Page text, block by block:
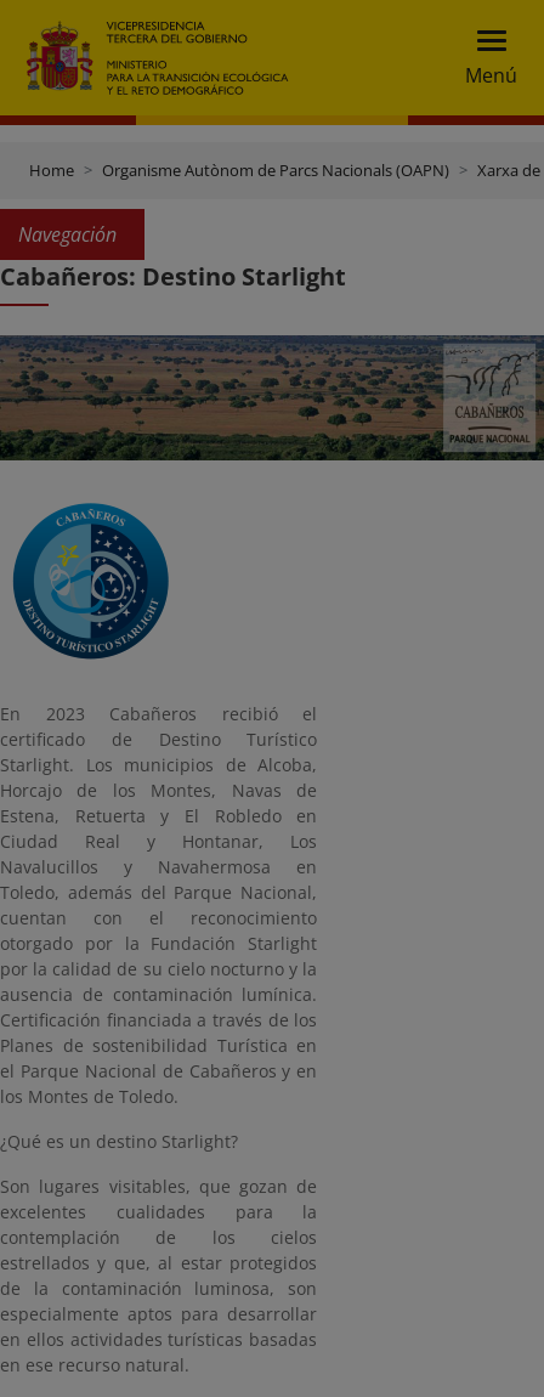
Menú
Home Organisme Autònom de Parcs Nacionals (OAPN) Xarxa
Navegación
Cabañeros: Destino Starlight
En 2023 Cabañeros recibió el
certificado de Destino Turístico
Starlight. Los municipios de Alcoba,
Horcajo de los Montes, Navas de
Estena, Retuerta y El Robledo en
Ciudad Real y Hontanar, Los
Navalucillos y Navahermosa en
Toledo, además del Parque Nacional,
cuentan con el reconocimiento
otorgado por la Fundación Starlight
por la calidad de su cielo nocturno y la
ausencia de contaminación lumínica.
Certificación financiada a través de los
Planes de sostenibilidad Turística en
el Parque Nacional de Cabañeros y en
los Montes de Toledo.
¿Qué es un destino Starlight?
Son lugares visitables, que gozan de
excelentes cualidades para la
contemplación de los cielos
estrellados y que, al estar protegidos
de la contaminación luminosa, son
especialmente aptos para desarrollar
en ellos actividades turísticas basadas
en ese recurso natural.